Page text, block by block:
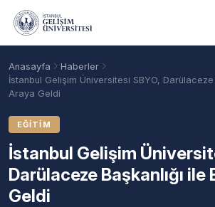
Ana içeriğe geç
Anasayfa
Haberler
İstanbul Gelişim Üniversitesi SBYO, Darülaceze
Araya Geldi
EĞITIM
İstanbul Gelişim
Darülaceze Başkanlığı ile
Geldi